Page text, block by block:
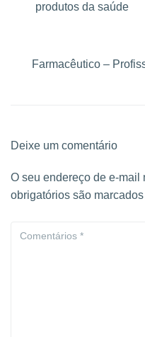
produtos da saúde
Farmacêutico –
Deixe um comentário
O seu endereço de e-mail
obrigatórios são